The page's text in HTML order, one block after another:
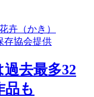
去最多32
も